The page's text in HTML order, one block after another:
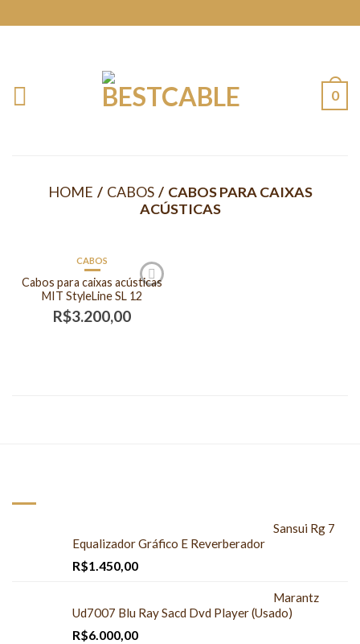
0
HOME / CABOS / CABOS PARA CAIXAS
ACÚSTICAS
CABOS
Cabos para caixas acústicas
MIT StyleLine SL 12
R$3.200,00
Sansui Rg 7
Equalizador Gráfico E Reverberador
R$1.450,00
Marantz
Ud7007 Blu Ray Sacd Dvd Player (Usado)
R$6.000,00